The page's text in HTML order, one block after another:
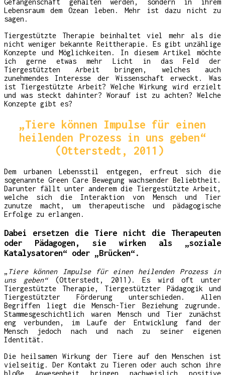
Gefangenschaft gehalten werden, sondern in ihrem
Lebensraum dem Ozean leben. Mehr ist dazu nicht zu
sagen.
Tiergestützte Therapie beinhaltet viel mehr als die
nicht weniger bekannte Reittherapie. Es gibt unzählige
Konzepte und Möglichkeiten. In diesem Artikel möchte
ich gerne etwas mehr Licht in das Feld der
Tiergestützten Arbeit bringen, welches auch
zunehmendes Interesse der Wissenschaft erweckt. Was
ist Tiergestützte Arbeit? Welche Wirkung wird erzielt
und was steckt dahinter? Worauf ist zu achten? Welche
Konzepte gibt es?
„Tiere können Impulse für einen
heilenden Prozess in uns geben“
(Otterstedt, 2011)
Dem urbanen Lebensstil entgegen, erfreut sich die
sogenannte Green Care Bewegung wachsender Beliebtheit.
Darunter fällt unter anderem die Tiergestützte Arbeit,
welche sich die Interaktion von Mensch und Tier
zunutze macht, um therapeutische und pädagogische
Erfolge zu erlangen.
Dabei ersetzen die Tiere nicht die Therapeuten
oder Pädagogen, sie wirken als „soziale
Katalysatoren“ oder „Brücken“.
„ Tiere können Impulse für einen heilenden Prozess in
uns geben“ (Otterstedt, 2011). Es wird oft unter
Tiergestützte Therapie, Tiergestützter Pädagogik und
Tiergestützter Förderung unterschieden. Allen
Begriffen liegt die Mensch-Tier
Beziehung zugrunde.
Stammesgeschichtlich waren Mensch und Tier zunächst
eng verbunden, im Laufe der Entwicklung fand der
Mensch jedoch nach und nach zu seiner eigenen
Identität.
Die heilsamen Wirkung der Tiere auf den Menschen ist
vielseitig. Der Kontakt zu Tieren oder auch schon ihre